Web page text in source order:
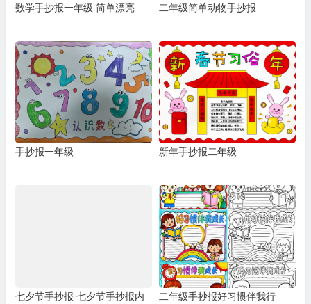
数学手抄报一年级 简单漂亮 二年级简单动物手抄报
手抄报一年级 新年手抄报二年级
七夕节手抄报 七夕节手抄报内
二年级手抄报好习惯伴我行